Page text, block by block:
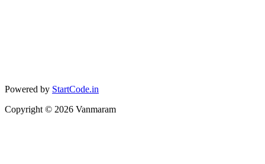
Powered by StartCode.in
Copyright © 2026 Vanmaram